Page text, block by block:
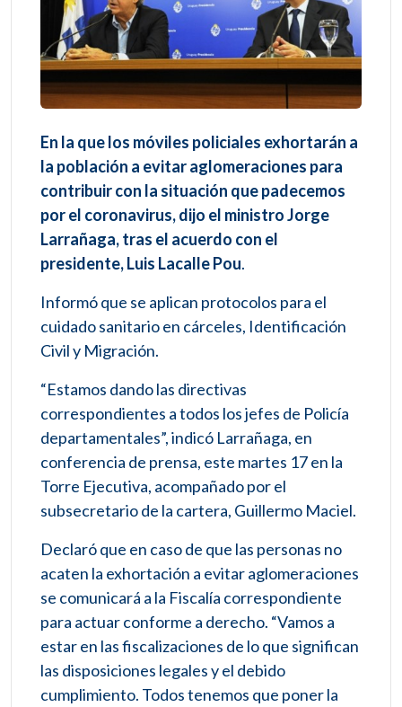
En la que los móviles policiales exhortarán a
la población a evitar aglomeraciones para
contribuir con la situación que padecemos
por el coronavirus, dijo el ministro Jorge
Larrañaga, tras el acuerdo con el
presidente, Luis Lacalle Pou.
Informó que se aplican protocolos para el
cuidado sanitario en cárceles, Identificación
Civil y Migración.
“Estamos dando las directivas
correspondientes a todos los jefes de Policía
departamentales”, indicó Larrañaga, en
conferencia de prensa, este martes 17 en la
Torre Ejecutiva, acompañado por el
subsecretario de la cartera, Guillermo Maciel.
Declaró que en caso de que las personas no
acaten la exhortación a evitar aglomeraciones
se comunicará a la Fiscalía correspondiente
para actuar conforme a derecho. “Vamos a
estar en las fiscalizaciones de lo que significan
las disposiciones legales y el debido
cumplimiento. Todos tenemos que poner la